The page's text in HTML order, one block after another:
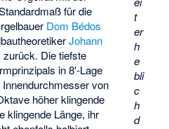
t
er
h
e
bli
c
h
d
für die
Dom Bédos
Johann
zurück. Die tiefste
in 8′-Lage
von
höher klingende
klingende Länge, ihr